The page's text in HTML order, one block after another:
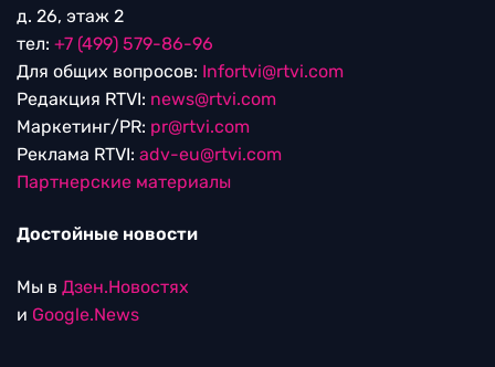
д. 26, этаж 2
тел: +7 (499) 579-86-96
Для общих вопросов: Infortvi@rtvi.com
Редакция RTVI: news@rtvi.com
Маркетинг/PR: pr@rtvi.com
Реклама RTVI: adv-eu@rtvi.com
Партнерские материалы
Достойные новости
Мы в Дзен.Новостях
и Google.News